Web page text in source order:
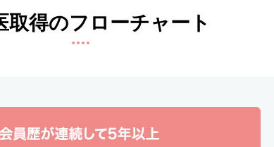
取得のフローチャート